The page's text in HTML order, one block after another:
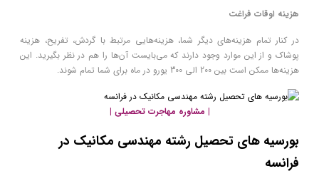
هزینه اوقات فراغت
در کنار تمام هزینه‌های دیگر شما، هزینه‌هایی مرتبط با گردش، تفریح، هزینه
پوشاک و از این موارد وجود دارند که می‌بایست آن‌ها را هم در نظر بگیرید. این
هزینه‌ها ممکن است بین 200 الی 300 یورو در ماه برای شما تمام شوند.
| مشاوره مهاجرت تحصیلی |
بورسیه ‌های تحصیل رشته مهندسی مکانیک در
فرانسه